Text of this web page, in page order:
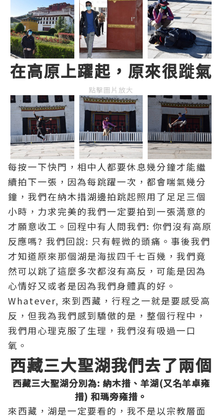
在高原上躍起，原來很蹝氣
點擊圖片放大
每按一下快門，相中人都要休息幾分鐘才能繼
續拍下一張，因為每跳躍一次，都會喘氣幾分
鐘，我們在納木措湖邊拍跳起照用了足足三個
小時，力求完美的我們一定要拍到一張満意的
才願意收工。回程中有人問我們: 你們沒有高原
反應嗎? 我們回說: 只有輕微的頭痛。事後我們
才知道原來那個湖是海拔四千七百幾，我們竟
然可以跳了這麼多次都沒有高反，可能是因為
心情好又或者是因為我們身體真的好。
Whatever, 來到西藏，行程之一就是要感受高
反，但我為我們感到驕傲的是，整個行程中，
我們用心理克服了生理，我們沒有吸過一口
氧。
西藏三大聖湖我們去了兩個
西藏三大聖湖分別為: 納木措、羊湖(又名羊卓雍
措) 和瑪旁雍措。
來西藏，湖是一定要看的，我不是以宗教層面